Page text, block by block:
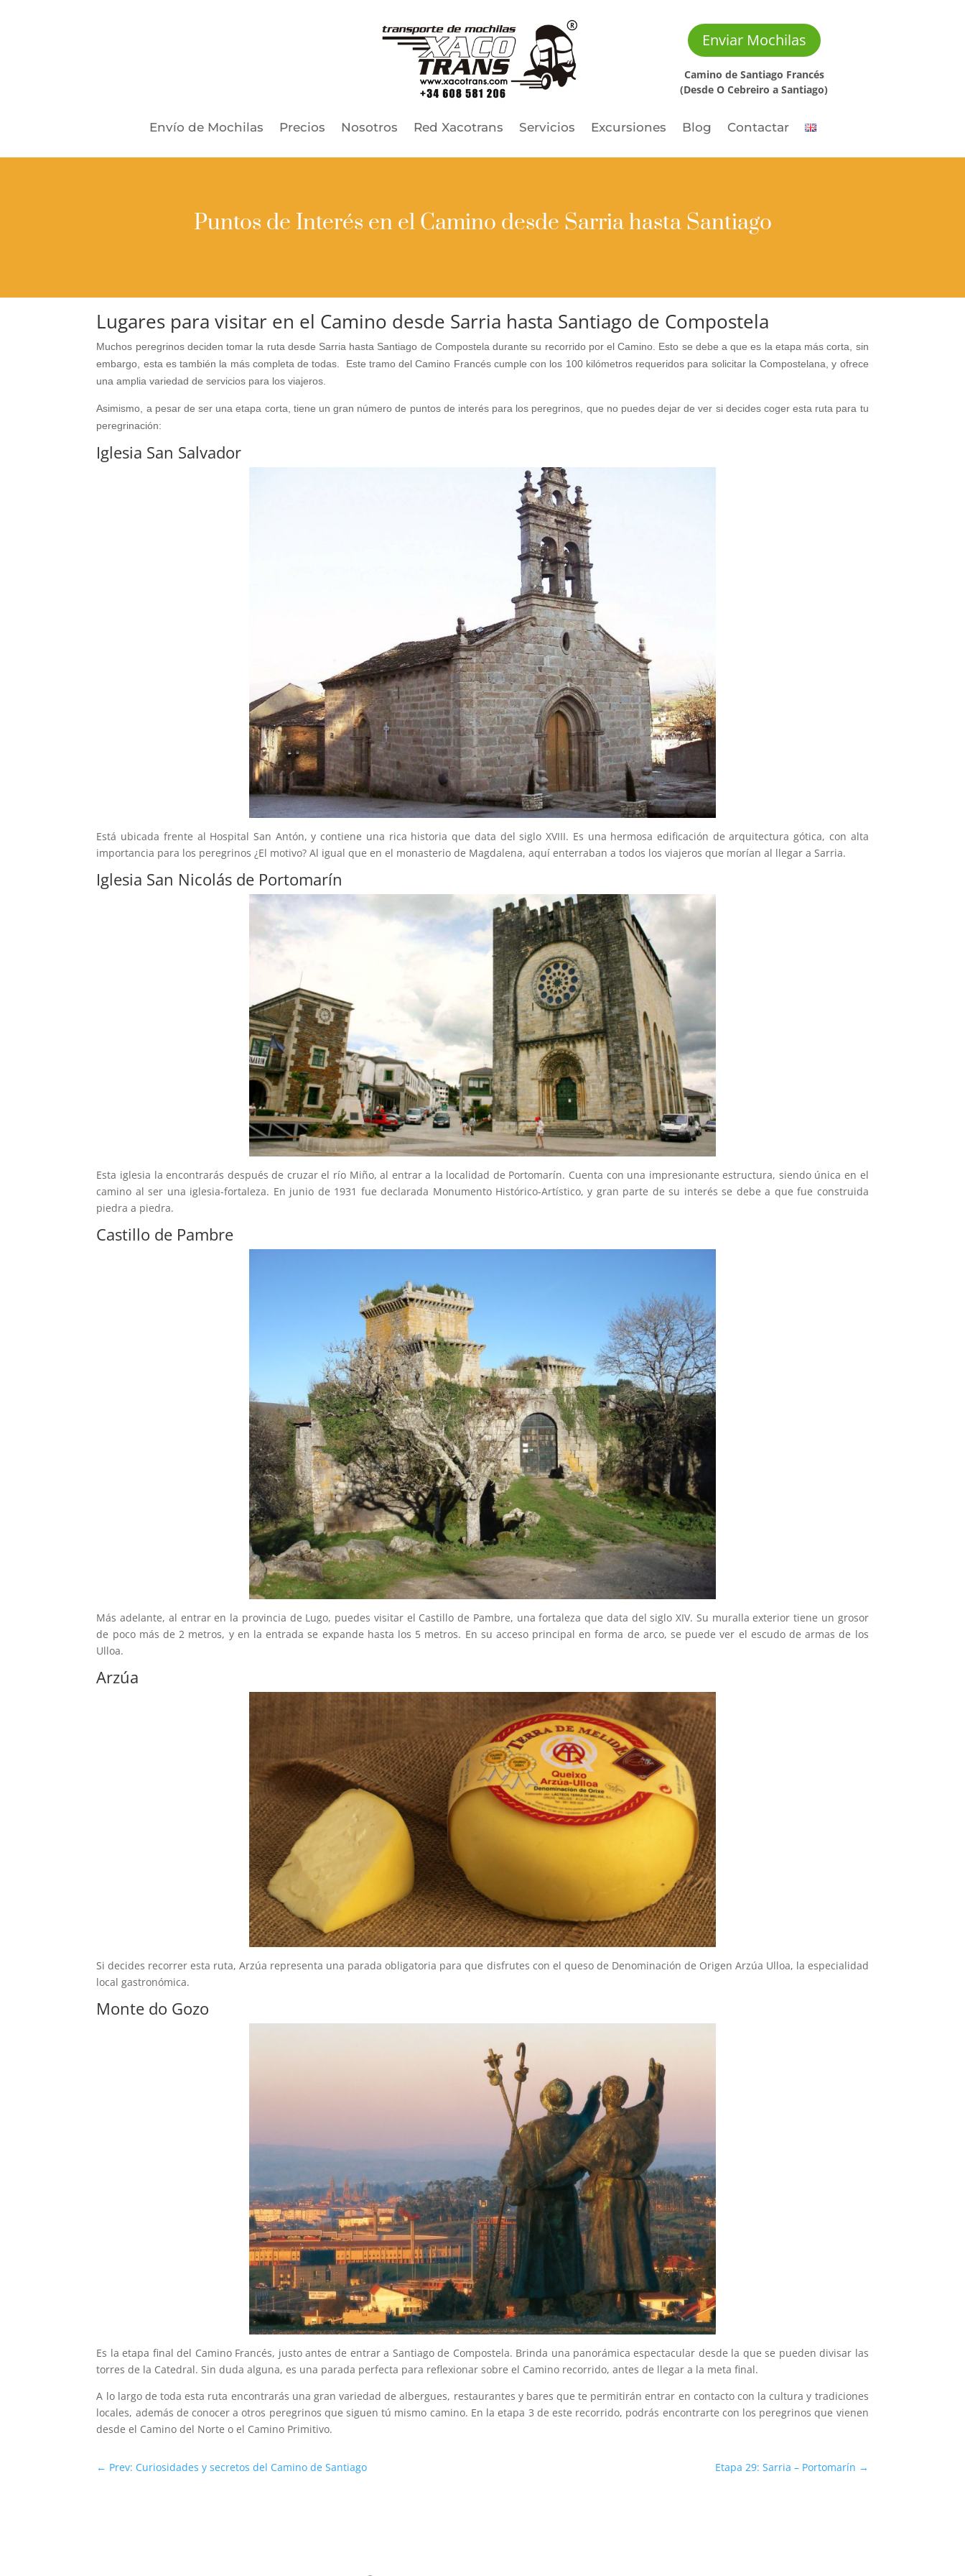
Enviar Mochilas
Camino de Santiago Francés
(Desde O Cebreiro a Santiago)
Envío de Mochilas Precios Nosotros Red Xacotrans Servicios Excursiones Blog Contactar
Puntos de Interés en el Camino desde Sarria hasta Santiago
Lugares para visitar en el Camino desde Sarria hasta Santiago de Compostela
Muchos peregrinos deciden tomar la ruta desde Sarria hasta Santiago de Compostela durante su recorrido por el Camino. Esto se debe a que es la etapa más corta, sin
embargo, esta es también la más completa de todas. Este tramo del Camino Francés cumple con los 100 kilómetros requeridos para solicitar la Compostelana, y ofrece
una amplia variedad de servicios para los viajeros.
Asimismo, a pesar de ser una etapa corta, tiene un gran número de puntos de interés para los peregrinos, que no puedes dejar de ver si decides coger esta ruta para tu
peregrinación:
Iglesia San Salvador
Está ubicada frente al Hospital San Antón, y contiene una rica historia que data del siglo XVIII. Es una hermosa edificación de arquitectura gótica, con alta
importancia para los peregrinos ¿El motivo? Al igual que en el monasterio de Magdalena, aquí enterraban a todos los viajeros que morían al llegar a Sarria.
Iglesia San Nicolás de Portomarín
Esta iglesia la encontrarás después de cruzar el río Miño, al entrar a la localidad de Portomarín. Cuenta con una impresionante estructura, siendo única en el
camino al ser una iglesia-fortaleza. En junio de 1931 fue declarada Monumento Histórico-Artístico, y gran parte de su interés se debe a que fue construida
piedra a piedra.
Castillo de Pambre
Más adelante, al entrar en la provincia de Lugo, puedes visitar el Castillo de Pambre, una fortaleza que data del siglo XIV. Su muralla exterior tiene un grosor
de poco más de 2 metros, y en la entrada se expande hasta los 5 metros. En su acceso principal en forma de arco, se puede ver el escudo de armas de los
Ulloa.
Arzúa
Si decides recorrer esta ruta, Arzúa representa una parada obligatoria para que disfrutes con el queso de Denominación de Origen Arzúa Ulloa, la especialidad
local gastronómica.
Monte do Gozo
Es la etapa final del Camino Francés, justo antes de entrar a Santiago de Compostela. Brinda una panorámica espectacular desde la que se pueden divisar las
torres de la Catedral. Sin duda alguna, es una parada perfecta para reflexionar sobre el Camino recorrido, antes de llegar a la meta final.
A lo largo de toda esta ruta encontrarás una gran variedad de albergues, restaurantes y bares que te permitirán entrar en contacto con la cultura y tradiciones
locales, además de conocer a otros peregrinos que siguen tú mismo camino. En la etapa 3 de este recorrido, podrás encontrarte con los peregrinos que vienen
desde el Camino del Norte o el Camino Primitivo.
← Prev: Curiosidades y secretos del Camino de Santiago Etapa 29: Sarria – Portomarín →